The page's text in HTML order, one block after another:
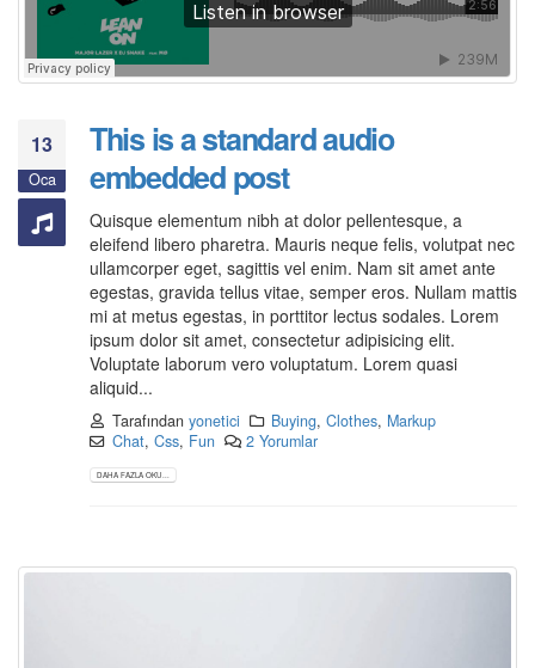
13
Oca
This is a standard audio
embedded post
Quisque elementum nibh at dolor pellentesque, a
eleifend libero pharetra. Mauris neque felis, volutpat nec
ullamcorper eget, sagittis vel enim. Nam sit amet ante
egestas, gravida tellus vitae, semper eros. Nullam mattis
mi at metus egestas, in porttitor lectus sodales. Lorem
ipsum dolor sit amet, consectetur adipisicing elit.
Voluptate laborum vero voluptatum. Lorem quasi
aliquid...
Tarafından yonetici Buying,Clothes, Markup
Chat, Css, Fun 2 Yorumlar
DAHA FAZLA OKU...